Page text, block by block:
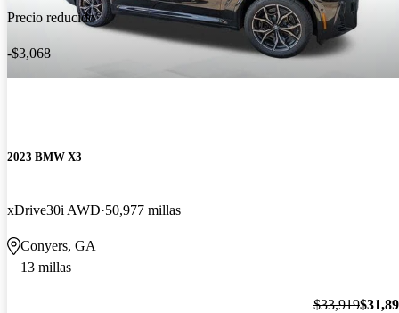
Precio reducido
-$3,068
2023 BMW X3
xDrive30i AWD 50,977 millas
Conyers, GA
13 millas
$33,919